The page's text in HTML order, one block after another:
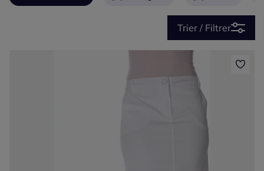
Trier / Filtrer